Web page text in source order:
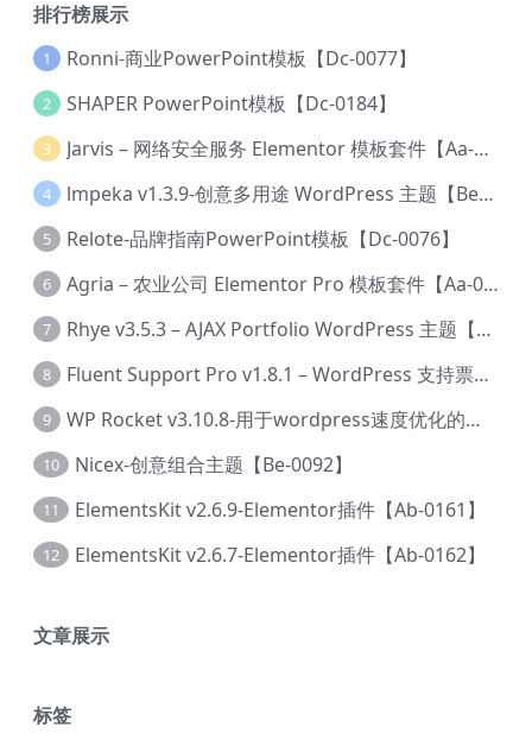
排行榜展示
1 Ronni-商业PowerPoint模板【Dc-0077】
2 SHAPER PowerPoint模板【Dc-0184】
3 Jarvis – 网络安全服务 Elementor 模板套件【Aa-0035】
4 lmpeka v1.3.9-创意多用途 WordPress 主题【Be-0064】
5 Relote-品牌指南PowerPoint模板【Dc-0076】
6 Agria – 农业公司 Elementor Pro 模板套件【Aa-0003】
7 Rhye v3.5.3 – AJAX Portfolio WordPress 主题【Bi-0049】
8 Fluent Support Pro v1.8.1 – WordPress 支持票务系统【Cc-0041】
9 WP Rocket v3.10.8-用于wordpress速度优化的缓存加速插件【Cd-0019】
10 Nicex-创意组合主题【Be-0092】
11 ElementsKit v2.6.9-Elementor插件【Ab-0161】
12 ElementsKit v2.6.7-Elementor插件【Ab-0162】
文章展示
标签